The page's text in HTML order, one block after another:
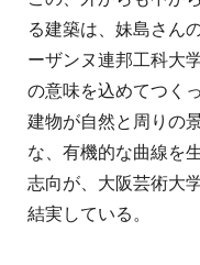
る建築は、妹島さん
ーザンヌ連邦工科大
の意味を込めてつく
建物が自然と周りの
な、有機的な曲線を
志向が、大阪芸術大
結実している。